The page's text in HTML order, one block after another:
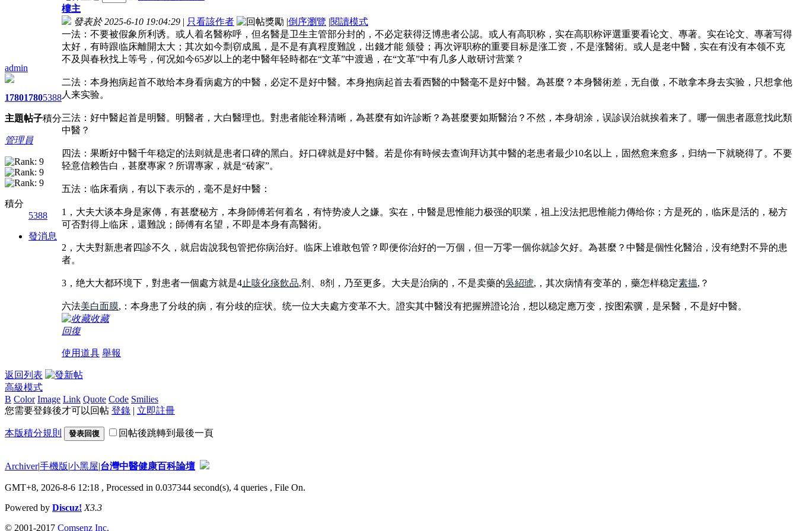
admin
1780
主題
1780
帖子
5388
積分
管理員
積分
5388
發消息
樓主
發表於 2025-6-10 19:04:29 | 只看該作者 |倒序瀏覽 |閱讀模式
一法：不要被假象所利诱。或人着名醫称呼，但名醫是卫生主管部分封的，不必定获得泛博患者公認。或人有高职称，实在高职称评選重要看论文、專著。实在论文、專著写得
太好，有時跟临床離開太大；其次如今剽窃成風，是不是有真程度難說，出錢才能 颁發；再次评职称的重要目标是涨工资，不是涨醫術。或人是老中醫，实在有没有本领不克
不及與春秋找上等号，何况如今65岁以上的老中醫年轻時都在“文革”中渡過，在“文革”中有几多人敢研讨营業？
二法：本身抱病起首不敢给本身看病處方的中醫，必定不是好中醫。本身抱病起首去看西醫的中醫毫不是好中醫。為甚麼？本身醫術差，无自傲，不敢拿本身去实验，只想拿他
人来实验。
三法：好中醫起首是明醫。明醫者，大白醫理也。對患者能诠释清晰，為甚麼有如许診断？為甚麼要如斯醫治？不然，本身胡涂，误診误治就挨着来了。哪一個患者愿意找此類
中醫？
四法：果断好中醫千年稳定的法则就是患者口碑的黑白。好口碑就是好中醫。若是你有時候去查询拜访其中醫的老患者最少10名以上，固然愈来愈多，归纳一下就晓得了。不要
轻意信赖告白，甚麼專家？所谓專家，就是“砖家”。
五法：临床看病，有以下表示的，毫不是好中醫：
1，大夫大谈本身是家傳，有甚麼秘方，本身師傅若何着名，有恃势凌人之嫌。实在，中醫是思惟能力极强的职業，祖上没法把思惟能力傳给你；方是死的，临床是活的，秘方
可否對得上临床，還難說；師傅有名望，不即是本身有高醫術。
2，大夫對新患者四診不久，就启齿說我包管把你病治好。临床上谁敢包管？即便你治好的一万個，但一万零一個你就診欠好。為甚麼？中醫是個性化醫治，没有绝對不异的患
者。
3，绝大大都环境下，對患者一個處方就是4止咳化痰飲品,剂、8剂，乃至更多。大夫是治病的，不是卖藥的吳紹琥,，其次病情有变革的，藥怎样稳定素描,？
六法美白面膜,：本身患了分歧的病，有分歧的症状。统一位大夫處方变革不大。證实其中醫没有把握辨證论治，想以稳定應万变，按图索骥，是呆醫，不是好中醫。
收藏
回復
使用道具 舉報
返回列表
高級模式
B Color Image Link Quote Code Smilies
您需要登錄後才可以回帖 登錄 | 立即註冊
本版積分規則 發表回復 回帖後跳轉到最後一頁
Archiver|手機版|小黑屋|台灣中醫健康百科論壇
GMT+8, 2026-8-6 12:18 , Processed in 0.037344 second(s), 4 queries , File On.
Powered by Discuz! X3.3
© 2001-2017 Comsenz Inc.